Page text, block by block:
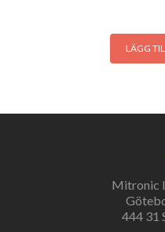
LÄGG
Mitronic
444 31